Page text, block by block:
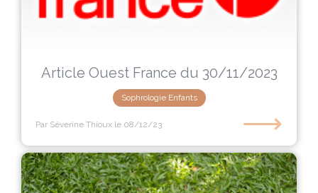
Article Ouest France du 30/11/2023
Sophrologie Enfants
Par Séverine Thioux le 08/12/23 ⟶